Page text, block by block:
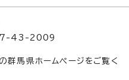
43-2009
群馬県ホームページをご覧く